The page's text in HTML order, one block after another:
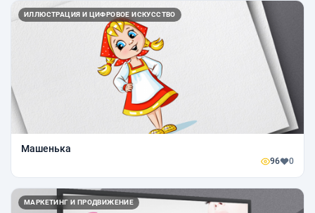
ИЛЛЮСТРАЦИЯ И ЦИФРОВОЕ ИСКУССТВО
Машенька
96 0
МАРКЕТИНГ И ПРОДВИЖЕНИЕ